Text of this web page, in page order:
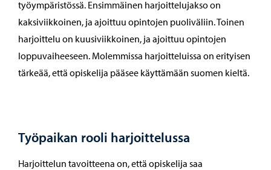
työympäristössä. Ensimmäinen harjoittelujakso on
kaksiviikkoinen, ja ajoittuu opintojen puoliväliin. Toinen
harjoittelu on kuusiviikkoinen, ja ajoittuu opintojen
loppuvaiheeseen. Molemmissa harjoitteluissa on erityisen
tärkeää, että opiskelija pääsee käyttämään suomen kieltä.
Työpaikan rooli harjoittelussa
Harjoittelun tavoitteena on, että opiskelija saa